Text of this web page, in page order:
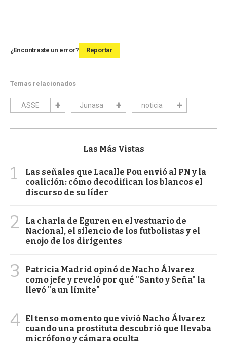
¿Encontraste un error? Reportar
Temas relacionados
ASSE Junasa noticia
Las Más Vistas
1
Las señales que Lacalle Pou envió al PN y la
coalición: cómo decodifican los blancos el
discurso de su líder
2
La charla de Eguren en el vestuario de
Nacional, el silencio de los futbolistas y el
enojo de los dirigentes
3
Patricia Madrid opinó de Nacho Álvarez
como jefe y reveló por qué "Santo y Seña" la
llevó "a un límite"
4 El tenso momento que vivió Nacho Álvarez
cuando una prostituta descubrió que llevaba
micrófono y cámara oculta